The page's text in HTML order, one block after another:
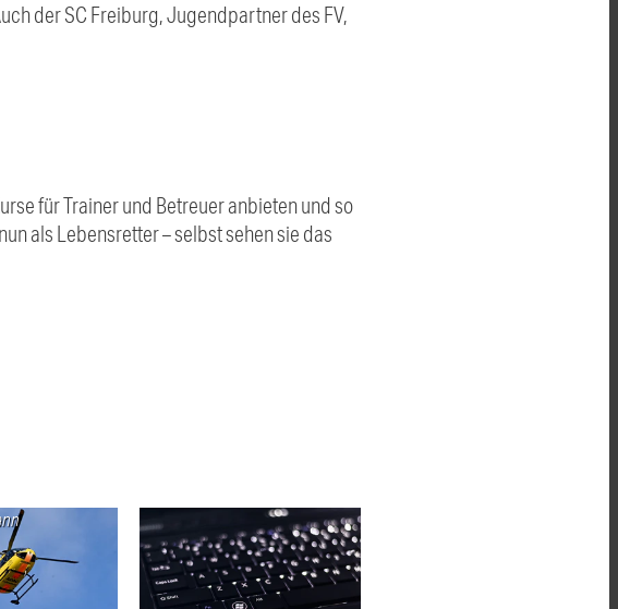
der SC Freiburg, Jugendpartner des FV,
für Trainer und Betreuer anbieten und so
als Lebensretter – selbst sehen sie das